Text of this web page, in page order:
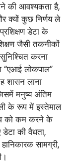
की आवश्यकता है,
कुछ निर्णय ले
डेटा के
जैसी तकनीकों
करना
“एआई लोकपाल”
शासन लाना
मनुष्य अंतिम
के रूप में इस्तेमाल
को कम करने के
डेटा की वैधता,
सामग्री,